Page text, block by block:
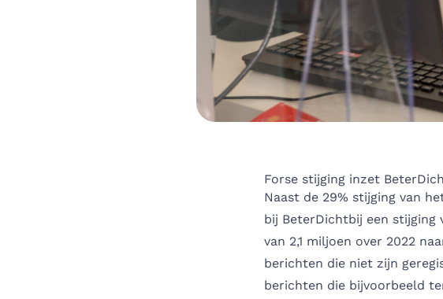
Forse stijging inzet
Naast de 29% stijging van
bij BeterDichtbij een stijging
van 2,1 miljoen over 2022
berichten die niet zijn
berichten die bijvoorbeeld